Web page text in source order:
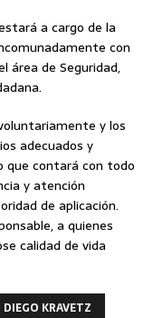
a cargo de la
con
área de Seguridad,
y los
adecuados y
que contará con todo
y atención
de aplicación.
a quienes
calidad de vida
DIEGO KRAVETZ